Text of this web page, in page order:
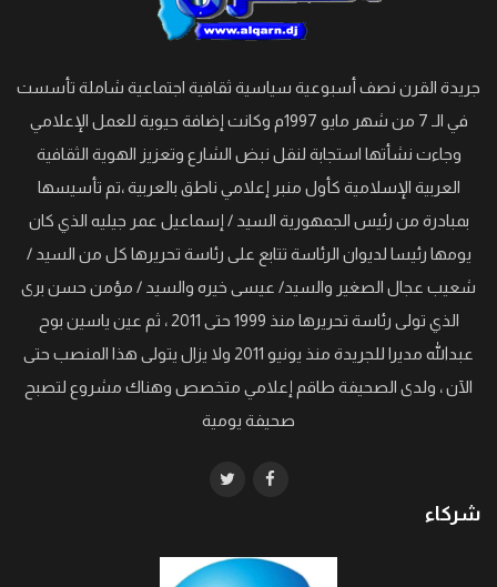
جريدة القرن نصف أسبوعية سياسية ثقافية اجتماعية شاملة تأسست
في الـ 7 من شهر مايو 1997م وكانت إضافة حيوية للعمل الإعلامي
وجاءت نشأتها استجابة لنقل نبض الشارع وتعزيز الهوية الثقافية
العربية الإسلامية كأول منبر إعلامي ناطق بالعربية ،تم تأسيسها
بمبادرة من رئيس الجمهورية السيد / إسماعيل عمر جيليه الذي كان
يومها رئيسا لديوان الرئاسة تتابع على رئاسة تحريرها كل من السيد /
شعيب عجال الصغير والسيد/ عيسى خيره والسيد / مؤمن حسن برى
الذي تولى رئاسة تحريرها منذ 1999 حتى 2011 ، ثم عين ياسين بوح
عبدالله مديرا للجريدة منذ يونيو 2011 ولا يزال يتولى هذا المنصب حتى
الآن ، ولدى الصحيفة طاقم إعلامي متخصص وهناك مشروع لتصبح
صحيفة يومية
شركاء